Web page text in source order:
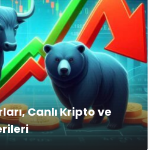
Canlı Kripto ve